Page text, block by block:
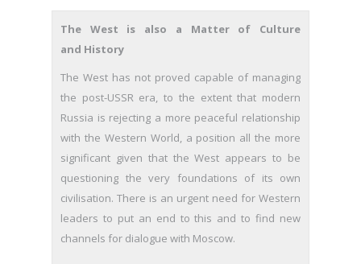
The West is also a Matter of Culture
and History
The West has not proved capable of managing
the post-USSR era, to the extent that modern
Russia is rejecting a more peaceful relationship
with the Western World, a position all the more
significant given that the West appears to be
questioning the very foundations of its own
civilisation. There is an urgent need for Western
leaders to put an end to this and to find new
channels for dialogue with Moscow.